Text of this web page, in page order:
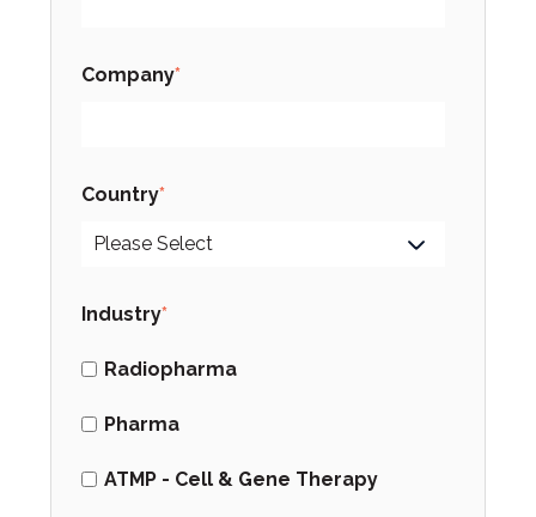
Company*
Country*
Industry*
Radiopharma
Pharma
ATMP - Cell & Gene Therapy